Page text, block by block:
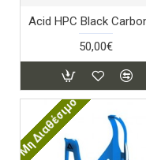
50,00€
Μη Διαθέσιμο